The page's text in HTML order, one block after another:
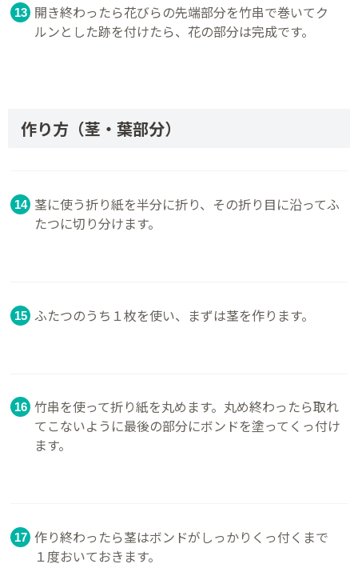
開き終わったら花びらの先端部分を竹串で巻いてク
ルンとした跡を付けたら、花の部分は完成です。
作り方（茎・葉部分）
茎に使う折り紙を半分に折り、その折り目に沿ってふ
たつに切り分けます。
ふたつのうち１枚を使い、まずは茎を作ります。
竹串を使って折り紙を丸めます。丸め終わったら取れ
てこないように最後の部分にボンドを塗ってくっ付け
ます。
作り終わったら茎はボンドがしっかりくっ付くまで
１度おいておきます。